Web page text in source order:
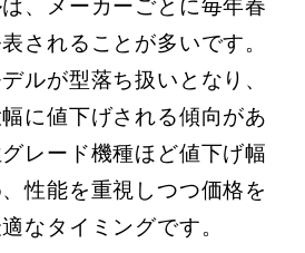
、メーカーごとに毎年春
されることが多いです。
ルが型落ち扱いとなり、
に値下げされる傾向があ
レード機種ほど値下げ幅
性能を重視しつつ価格を
なタイミングです。